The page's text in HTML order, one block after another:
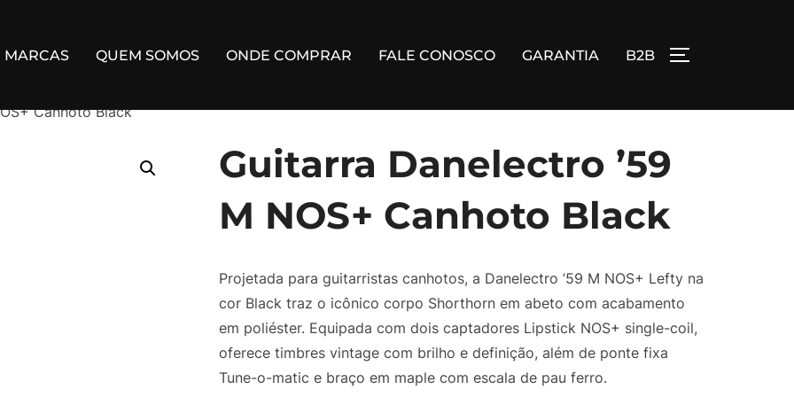
MARCAS QUEM SOMOS ONDE COMPRAR FALE CONOSCO GARANTIA B2B ALTERNAR
Canhoto Black
Guitarra Danelectro ’59
M NOS+ Canhoto Black
Projetada para guitarristas canhotos, a Danelectro ’59 M NOS+ Lefty na
cor Black traz o icônico corpo Shorthorn em abeto com acabamento
em poliéster. Equipada com dois captadores Lipstick NOS+ single-coil,
oferece timbres vintage com brilho e definição, além de ponte fixa
Tune-o-matic e braço em maple com escala de pau ferro.